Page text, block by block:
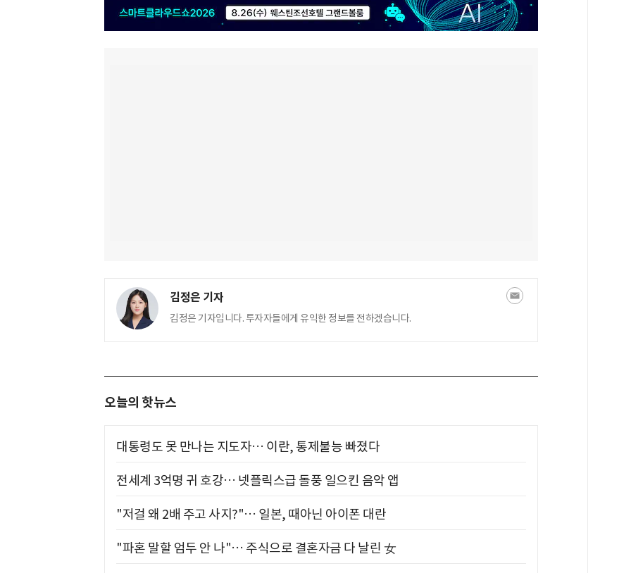
김정은 기자
김정은 기자입니다. 투자자들에게 유익한 정보를 전하겠습니다.
오늘의 핫뉴스
대통령도 못 만나는 지도자… 이란, 통제불능 빠졌다
전세계 3억명 귀 호강… 넷플릭스급 돌풍 일으킨 음악 앱
"저걸 왜 2배 주고 사지?"… 일본, 때아닌 아이폰 대란
"파혼 말할 엄두 안 나"… 주식으로 결혼자금 다 날린 女